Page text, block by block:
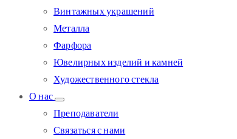
Винтажных украшений
Металла
Фарфора
Ювелирных изделий и камней
Художественного стекла
О нас
Преподаватели
Связаться с нами